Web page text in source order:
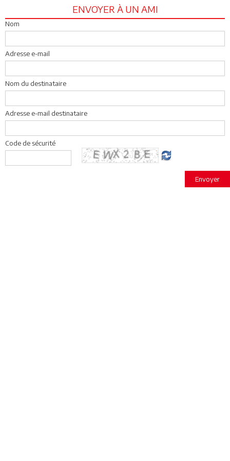
ENVOYER À UN AMI
Nom
Adresse e-mail
Nom du destinataire
Adresse e-mail destinataire
Code de sécurité
Envoyer